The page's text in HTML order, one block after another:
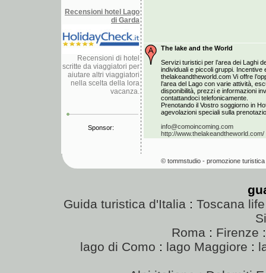
Recensioni hotel Lago
di Garda
Recensioni di hotel
scritte da viaggiatori per
aiutare altri viaggiatori
nella scelta della lora
vacanza.
Sponsor:
The lake and the World
Servizi turistici per l’area dei Laghi
individuali e piccoli gruppi. Incentive
thelakeandtheworld.com Vi offre
l’area del Lago con varie attività,
disponibilità, prezzi e informazioni
contattandoci telefonicamente.
Prenotando il Vostro soggiorno in
agevolazioni speciali sulla
info@comoincoming.com
http://www.thelakeandtheworld.com/
© tommstudio - promozione turistica
Guida turistica d'Italia : Toscana
Roma: Firenze
lago di Como : lago Maggiore :